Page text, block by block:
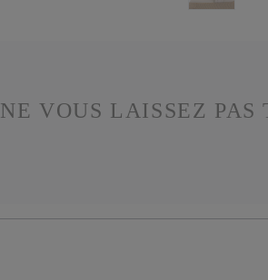
NE VOUS LAISSEZ PAS